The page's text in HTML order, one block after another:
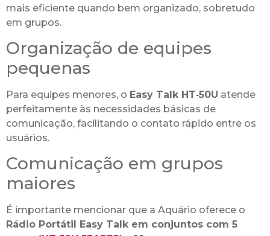
mais eficiente quando bem organizado, sobretudo
em grupos.
Organização de equipes
pequenas
Para equipes menores, o Easy Talk HT‑50U atende
perfeitamente às necessidades básicas de
comunicação, facilitando o contato rápido entre os
usuários.
Comunicação em grupos
maiores
É importante mencionar que a Aquário oferece o
Rádio Portátil Easy Talk em conjuntos com 5